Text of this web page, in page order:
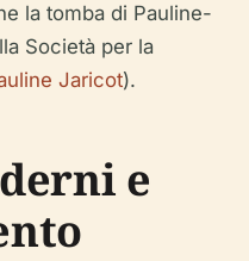
la tomba di Pauline-
Società per la
Jaricot).
e